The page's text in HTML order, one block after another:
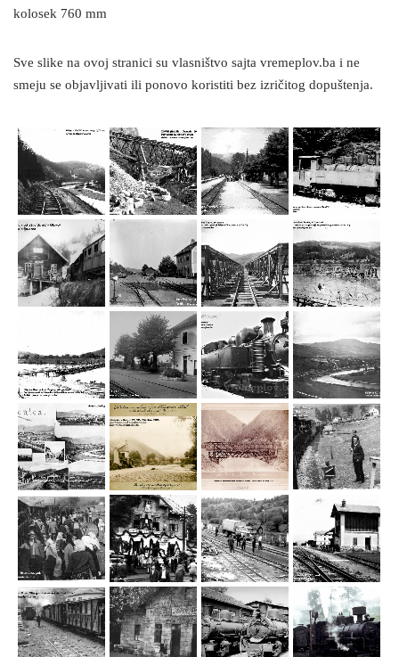
kolosek 760 mm
Sve slike na ovoj stranici su vlasništvo sajta vremeplov.ba i ne
smeju se objavljivati ili ponovo koristiti bez izričitog dopuštenja.